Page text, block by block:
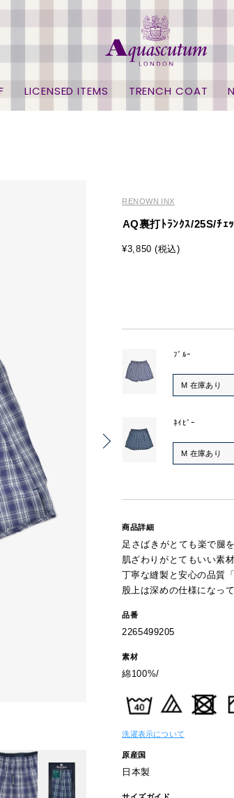
LICENSED ITEMS TRENCH COAT
RENOWN INX
AQ裏打ﾄﾗﾝｸｽ/25S/ﾁｪ
¥3,850 (税込)
ﾌﾞﾙｰ
M 在庫あり
ﾈｲﾋﾞｰ
M 在庫あり
商品詳細
足さばきがとても楽で腿
肌ざわりがとてもいい素
丁寧な縫製と安心の品質
股上は深めの仕様になっ
品番
2265499205
素材
綿100%/
洗濯表示について
原産国
日本製